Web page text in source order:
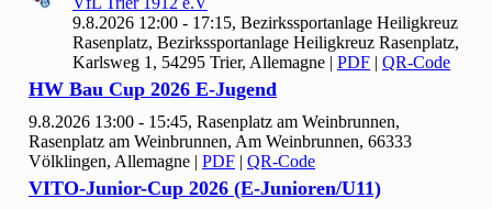
9.8.2026 12:00 - 17:15, Bezirkssportanlage Heiligkreuz
Rasenplatz, Bezirkssportanlage Heiligkreuz Rasenplatz,
Karlsweg 1, 54295 Trier, Allemagne | PDF | QR-Code
HW Bau Cup 2026 E-Jugend
9.8.2026 13:00 - 15:45, Rasenplatz am Weinbrunnen,
Rasenplatz am Weinbrunnen, Am Weinbrunnen, 66333
Völklingen, Allemagne | PDF | QR-Code
VITO-Junior-Cup 2026 (E-Junioren/U11)